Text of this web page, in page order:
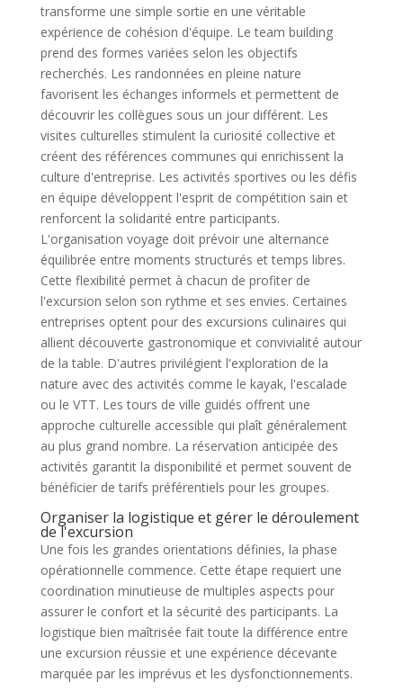
transforme une simple sortie en une véritable
expérience de cohésion d'équipe. Le team building
prend des formes variées selon les objectifs
recherchés. Les randonnées en pleine nature
favorisent les échanges informels et permettent de
découvrir les collègues sous un jour différent. Les
visites culturelles stimulent la curiosité collective et
créent des références communes qui enrichissent la
culture d'entreprise. Les activités sportives ou les défis
en équipe développent l'esprit de compétition sain et
renforcent la solidarité entre participants.
L'organisation voyage doit prévoir une alternance
équilibrée entre moments structurés et temps libres.
Cette flexibilité permet à chacun de profiter de
l'excursion selon son rythme et ses envies. Certaines
entreprises optent pour des excursions culinaires qui
allient découverte gastronomique et convivialité autour
de la table. D'autres privilégient l'exploration de la
nature avec des activités comme le kayak, l'escalade
ou le VTT. Les tours de ville guidés offrent une
approche culturelle accessible qui plaît généralement
au plus grand nombre. La réservation anticipée des
activités garantit la disponibilité et permet souvent de
bénéficier de tarifs préférentiels pour les groupes.
Organiser la logistique et gérer le déroulement
de l'excursion
Une fois les grandes orientations définies, la phase
opérationnelle commence. Cette étape requiert une
coordination minutieuse de multiples aspects pour
assurer le confort et la sécurité des participants. La
logistique bien maîtrisée fait toute la différence entre
une excursion réussie et une expérience décevante
marquée par les imprévus et les dysfonctionnements.